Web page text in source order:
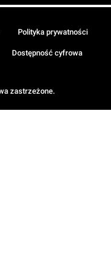
zastrzeżone.
Polityka prywatności
Dostępność cyfrowa